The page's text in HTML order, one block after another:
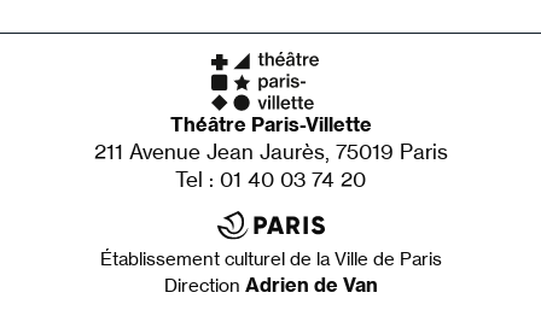
Théâtre Paris-Villette
211 Avenue Jean Jaurès, 75019 Paris
Tel : 01 40 03 74 20
Établissement culturel de la Ville de Paris
Direction Adrien de Van